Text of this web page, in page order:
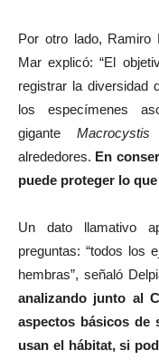
Por otro lado, Ramiro
Mar explicó: “El
registrar la diversidad
los especímenes
gigante
alrededores. En
puede proteger lo
Un dato llamativo
preguntas: “todos los
hembras”, señaló
analizando junto al
aspectos básicos
usan el hábitat, si